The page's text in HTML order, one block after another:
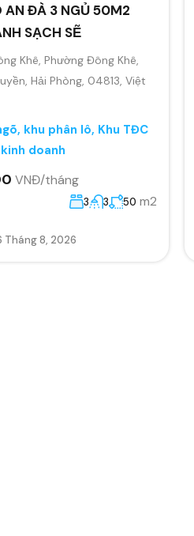
AN ĐÀ 3 NGỦ 50M2
SẠCH SẼ
Khê, Phường Đông Khê,
Hải Phòng, 04813, Việt
khu phân lô, Khu TĐC
doanh
VNĐ/tháng
3 3 50 m2
Tháng 8, 2026